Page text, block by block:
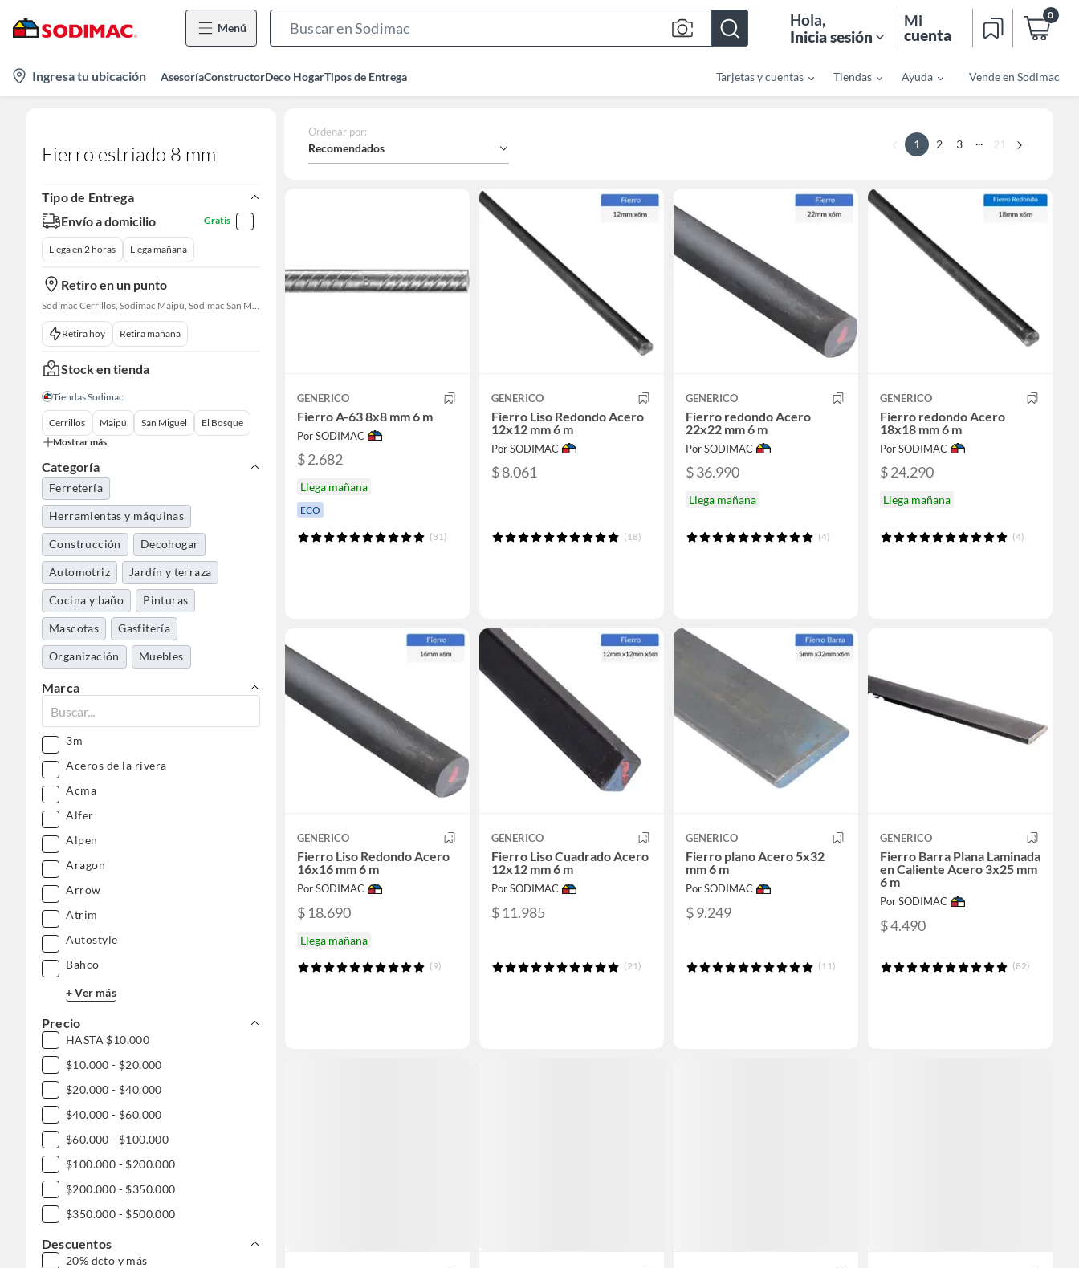
Menú
Bar
Hola,
Inicia sesión
Mi
cuenta
0
location-
icon
Ingresa tu ubicación AsesoríaConstructorDeco HogarTipos de Entrega Tarjetas y cuentas Tiendas Ayuda Vende en Sodimac
Fierro estriado 8 mm
Tipo de Entrega
Envío a domicilio
Gratis
Llega en 2 horas Llega mañana
Retiro en un punto
Sodimac Cerrillos, Sodimac Maipú, Sodimac San Miguel, Sodimac El Bosque, Sodimac San Bernardo, Constructor Cantagallo, Sodimac Talagante, Sodimac San Fernando
Retira hoy Retira mañana
Stock en tienda
Tiendas Sodimac
Cerrillos Maipú San Miguel
El Bosque
Mostrar más
Categoría
Ferretería
Herramientas y máquinas
Construcción Decohogar
Automotriz Jardín y terraza
Cocina y baño Pinturas
Mascotas Gasfitería
Organización Muebles
Pasatiempos
Dormitorio
Marca
3m
Aceros de la rivera
Acma
Alfer
Alpen
Aragon
Arrow
Atrim
Autostyle
Bahco
+ Ver más
Precio
HASTA $10.000
$10.000 - $20.000
$20.000 - $40.000
$40.000 - $60.000
$60.000 - $100.000
$100.000 - $200.000
$200.000 - $350.000
$350.000 - $500.000
$500.000 - $1.000.000
Descuentos
20% dcto y más
Ordenar por:
Recomendados 1 2 3 ... 21
GENERICO
Fierro A-63 8x8 mm 6 m
Por SODIMAC
$ 2.682
Llega mañana
ECO
(81)
GENERICO
Fierro Liso Redondo Acero
12x12 mm 6 m
Por SODIMAC
$ 8.061
(18)
GENERICO
Fierro redondo Acero
22x22 mm 6 m
Por SODIMAC
$ 36.990
Llega mañana
(4)
GENERICO
Fierro redondo Acero
18x18 mm 6 m
Por SODIMAC
$ 24.290
Llega mañana
(4)
GENERICO
Fierro Liso Redondo Acero
16x16 mm 6 m
Por SODIMAC
$ 18.690
Llega mañana
(9)
GENERICO
Fierro Liso Cuadrado Acero
12x12 mm 6 m
Por SODIMAC
$ 11.985
(21)
GENERICO
Fierro plano Acero 5x32
mm 6 m
Por SODIMAC
$ 9.249
(11)
GENERICO
Fierro Barra Plana Laminada
en Caliente Acero 3x25 mm
6 m
Por SODIMAC
$ 4.490
(82)